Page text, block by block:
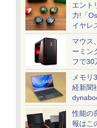
エント
力!「
イヤレ
一気に
マウス
ーミン
フで30
メモリ
経新聞
性能の
報はこ